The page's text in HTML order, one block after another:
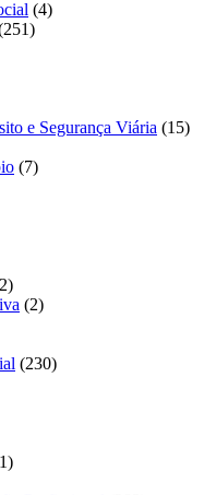
(4)
e Segurança Viária (15)
(7)
(2)
(230)